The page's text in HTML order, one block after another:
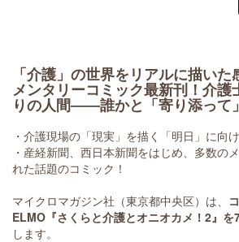
「介護」の世界をリアルに描いた
メンタリーコミック最新刊！介護
りの人間――誰かと「寄り添って
・介護現場の「現実」を描く「明日」に向
・産経新聞、西日本新聞をはじめ、多数の
れた話題のコミック！
マイクロマガジン社（東京都中央区）は、
ELMO『さくらと介護とオニオカメ！2』を
します。